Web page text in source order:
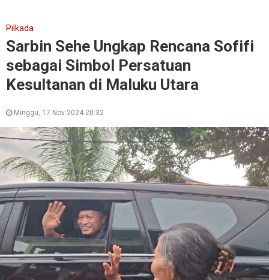
Pilkada
Sarbin Sehe Ungkap Rencana Sofifi
sebagai Simbol Persatuan
Kesultanan di Maluku Utara
Minggu, 17 Nov 2024 20:32